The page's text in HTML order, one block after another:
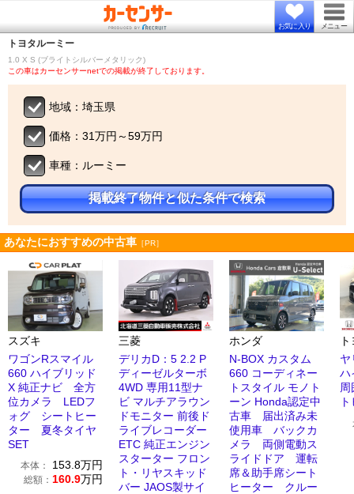
お気に入り メニュー
トヨタルーミー
1.0 X S (ブライトシルバーメタリック)
この車はカーセンサーnetでの掲載が終了しております。
地域：埼玉県
価格：31万円～59万円
車種：ルーミー
掲載終了物件と似た条件で検索
あなたにおすすめの中古車 ［PR］
スズキ
ワゴンRスマイル
660 ハイブリッド
X 純正ナビ 全方
位カメラ LEDフ
ォグ シートヒー
ター 夏冬タイヤ
SET
本体： 153.8万円
総額： 160.9万円
三菱
デリカD：5 2.2 P
ディーゼルターボ
4WD 専用11型ナ
ビ マルチアラウン
ドモニター 前後ド
ライブレコーダー
ETC 純正エンジン
スターター フロン
ト・リヤスキッド
バー JAOS製サイ
ホンダ
N-BOX カスタム
660 コーディネー
トスタイル モノト
ーン Honda認定中
古車 届出済み未
使用車 バックカ
メラ 両側電動ス
ライドドア 運転
席＆助手席シート
ヒーター クルー
ヤ
ハ